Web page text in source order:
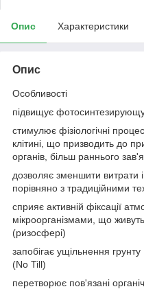
Опис Характеристики
Опис
Особливості
підвищує
стимулює фізіологічні
клітині, що призводить до
органів, більш раннього
дозволяє зменшити витрати
порівняно з традиційними
сприяє активній фіксації
мікроорганізмами, що
(ризосфері)
запобігає ущільнення
(No Till)
перетворює пов'язані